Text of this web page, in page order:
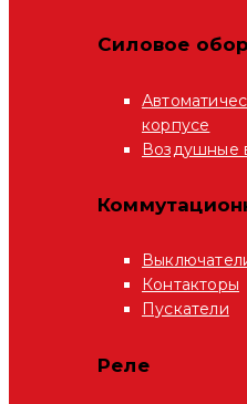
Силовое
корпусе
Воздушные
Контакторы
Пускатели
Реле